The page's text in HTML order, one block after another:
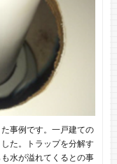
事例です。一戸建ての
た。トラップを分解す
水が溢れてくるとの事